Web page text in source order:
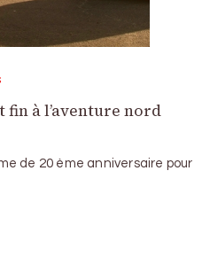
fin à l’aventure nord
de 20 ème anniversaire pour